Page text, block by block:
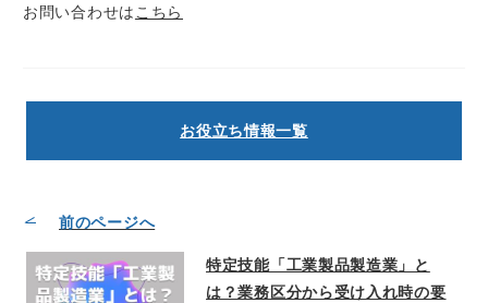
お問い合わせはこちら
お役立ち情報一覧
前のページへ
特定技能「工業製品製造業」と
は？業務区分から受け入れ時の要